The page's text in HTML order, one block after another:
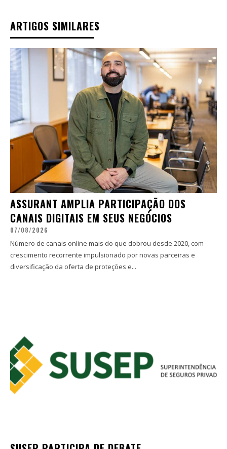
ARTIGOS SIMILARES
ASSURANT AMPLIA PARTICIPAÇÃO DOS
CANAIS DIGITAIS EM SEUS NEGÓCIOS
07/08/2026
Número de canais online mais do que dobrou desde 2020, com
crescimento recorrente impulsionado por novas parceiras e
diversificação da oferta de proteções e...